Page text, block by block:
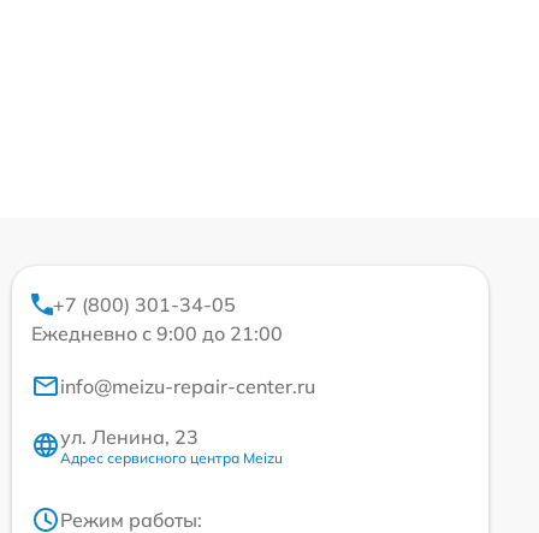
+7 (800) 301-34-05
Ежедневно с 9:00 до 21:00
info@meizu-repair-center.ru
ул. Ленина, 23
Адрес сервисного центра Meizu
Режим работы: